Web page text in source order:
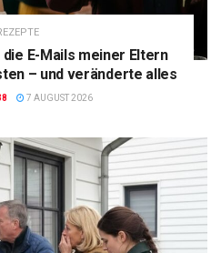
E-Mails meiner Eltern
– und veränderte alles
7 AUGUST 2026